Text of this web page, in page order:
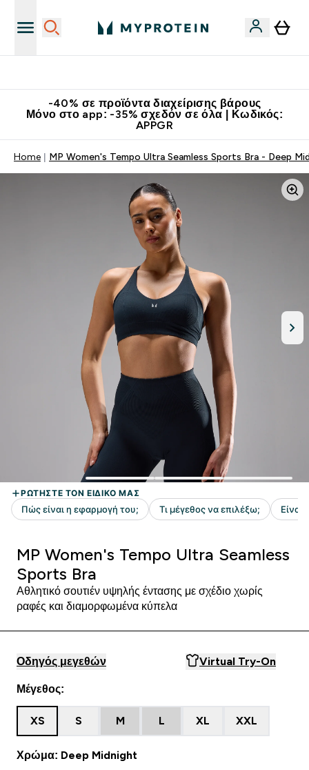
-40% σε προϊόντα διαχείρισης βάρους
Μόνο στο app: -35% σχεδόν σε όλα | Κωδικός:
APPGR
Home MP Women's Tempo Ultra Seamless Sports Bra - Deep
MP Women's Tempo Ultra Seamless
Sports Bra
Αθλητικό σουτιέν υψηλής έντασης με σχέδιο χωρίς
ραφές και διαμορφωμένα κύπελα
Οδηγός μεγεθών Virtual Try-On
Μέγεθος:
XS S M L XL XXL
Χρώμα: Deep Midnight